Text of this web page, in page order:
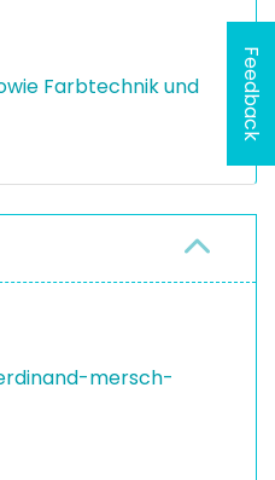
Farbtechnik und
mersch-
Feedback